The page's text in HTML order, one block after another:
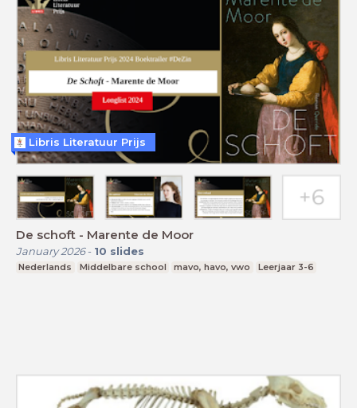
De schoft - Marente de Moor
January 2026- 10 slides
Nederlands Middelbare school mavo, havo, vwo Leerjaar 3-6
Libris Literatuur Prijs